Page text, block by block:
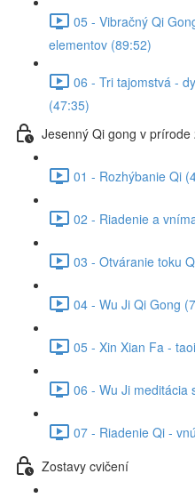
05 - Vibračný Qi
elementov (89:52)
06 - Tri tajomstvá -
(47:35)
Jesenný Qi gong v prírode
01 - Rozhýbanie Qi
02 - Riadenie a
03 - Otváranie toku
04 - Wu Ji Qi Gong
05 - Xin Xian Fa -
06 - Wu Ji meditácia
07 - Riadenie Qi -
Zostavy cvičení